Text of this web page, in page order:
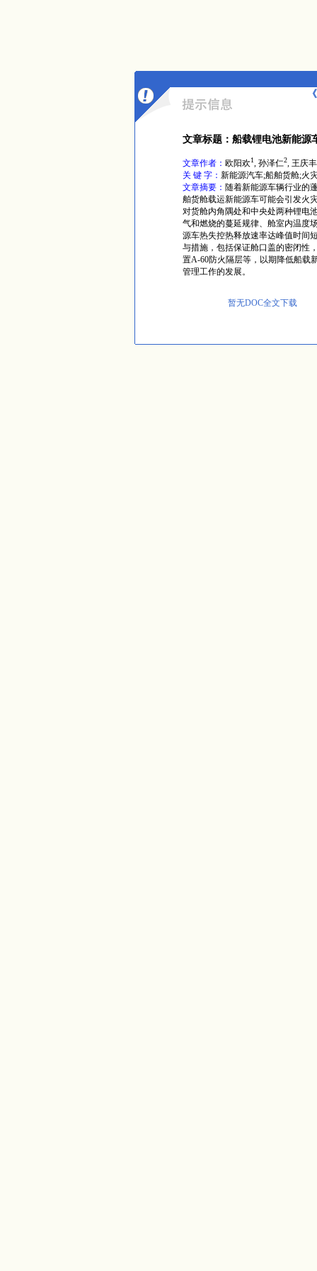
文章标题：船载锂电池新能源
文章作者： 欧阳欢1, 孙泽仁2, 王庆丰
关 键 字： 新能源汽车;船舶货舱;火
文章摘要： 随着新能源车辆行业的
舶货舱载运新能源车可能会引发火
对货舱内角隅处和中央处两种锂电
气和燃烧的蔓延规律、舱室内温度
源车热失控热释放速率达峰值时间
与措施，包括保证舱口盖的密闭性
置A-60防火隔层等，以期降低船载
管理工作的发展。
暂无DOC全文下载